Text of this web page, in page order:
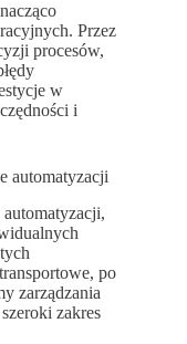
Przez
procesów,
w
i
automatyzacji
po
zarządzania
zakres